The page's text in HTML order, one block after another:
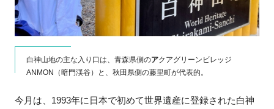
白神山地の主な入り口は、青森県側のアクアグリーンビレッジ
ANMON（暗門渓谷）と、秋田県側の藤里町が代表的。
今月は、1993年に日本で初めて世界遺産に登録された白神